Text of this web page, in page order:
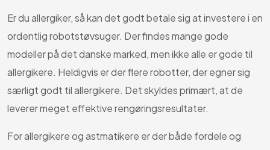
Er du allergiker, så kan det godt betale sig at investere i en
ordentlig robotstøvsuger. Der findes mange gode
modeller på det danske marked, men ikke alle er gode til
allergikere. Heldigvis er der flere robotter, der egner sig
særligt godt til allergikere. Det skyldes primært, at de
leverer meget effektive rengøringsresultater.
For allergikere og astmatikere er der både fordele og